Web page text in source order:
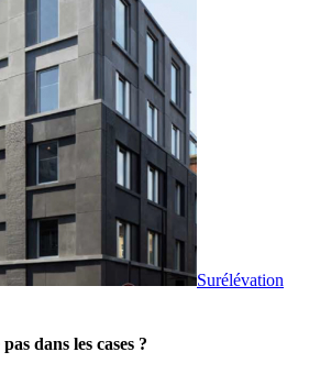
Surélévation
dans les cases ?